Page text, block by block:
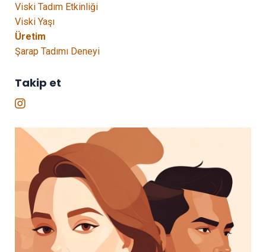
Viski Tadım Etkinliği
Viski Yaşı
Üretim
Şarap Tadımı Deneyi
Takip et